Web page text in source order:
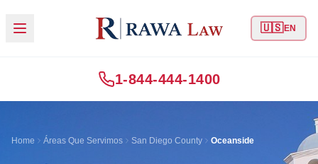
🇺🇸EN
1-844-444-1400
Home Áreas Que Servimos San Diego County Oceanside